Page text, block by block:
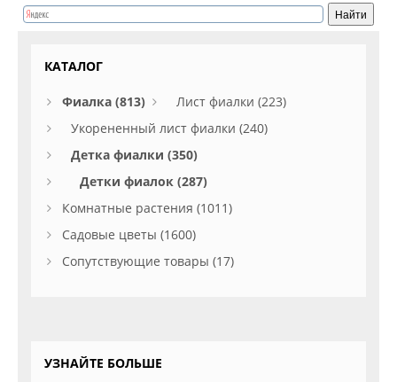
КАТАЛОГ
Фиалка (813)
Лист фиалки (223)
Укорененный лист фиалки (240)
Детка фиалки (350)
Детки фиалок (287)
Комнатные растения (1011)
Садовые цветы (1600)
Сопутствующие товары (17)
УЗНАЙТЕ БОЛЬШЕ